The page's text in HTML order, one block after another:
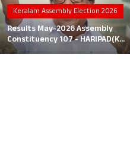
Malayalam
Keralam Assembly Election 2026
Results May-2026 Assembly
Constituency 107 - HARIPAD(K...